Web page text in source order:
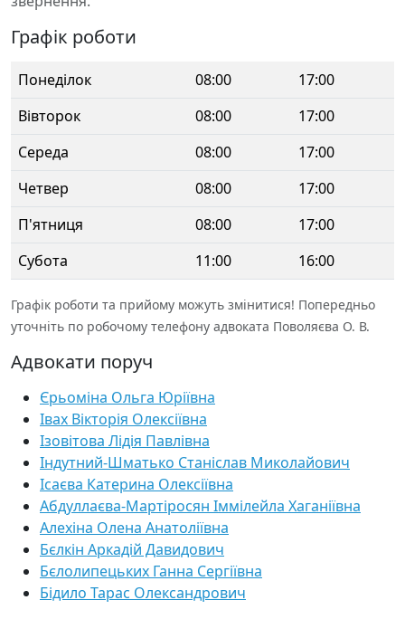
Графік роботи
Понеділок 08:00
17:00
Вівторок
08:00
17:00
Середа
08:00
17:00
Четвер
08:00
17:00
П'ятниця
08:00
17:00
Субота
11:00 16:00
Графік роботи та прийому можуть змінитися! Попередньо
уточніть по робочому телефону адвоката Поволяєва О. В.
Адвокати поруч
Єрьоміна Ольга Юріївна
Івах Вікторія Олексіївна
Ізовітова Лідія Павлівна
Індутний-Шматько Станіслав Миколайович
Ісаєва Катерина Олексіївна
Абдуллаєва-Мартіросян Іммілейла Хаганіївна
Алехіна Олена Анатоліївна
Бєлкін Аркадій Давидович
Бєлолипецьких Ганна Сергіївна
Бідило Тарас Олександрович